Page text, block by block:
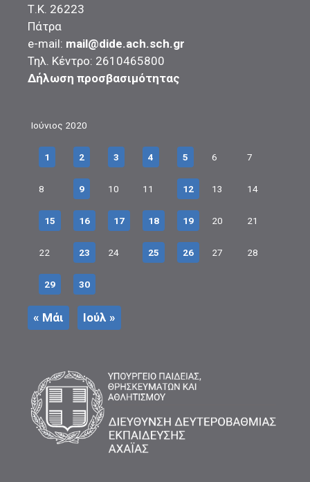
Τ.Κ. 26223
Πάτρα
e-mail: mail@dide.ach.sch.gr
Τηλ. Κέντρο: 2610465800
Δήλωση προσβασιμότητας
Ιούνιος 2020
1 2 3 4 5 6 7
8 9 10 11 12 13 14
15 16 17 18 19 20 21
22 23 24 25 26 27 28
29 30
« Μάι Ιούλ »